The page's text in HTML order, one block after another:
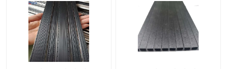
ملحقات زجاجية أخرى
مسمار التوسيع